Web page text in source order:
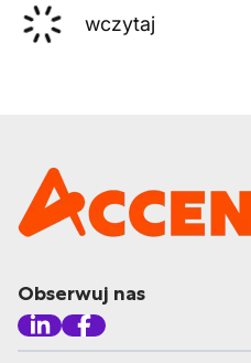
wczytaj
Obserwuj nas